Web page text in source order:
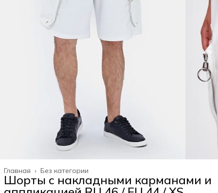
Без категории
Главная ›
Шорты с накладными карманами и